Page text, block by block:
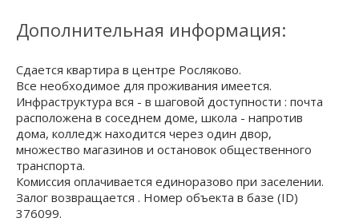
Дополнительная информация:
Сдается квартира в центре Росляково.
Все необходимое для проживания имеется.
Инфраструктура вся - в шаговой доступности : почта
расположена в соседнем доме, школа - напротив
дома, колледж находится через один двор,
множество магазинов и остановок общественного
транспорта.
Комиссия оплачивается единоразово при заселении.
Залог возвращается . Номер объекта в базе (ID)
376099.